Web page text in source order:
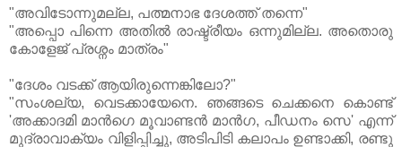
"അവിടോന്നുമല്ല, പത്മനാഭ ദേശത്ത് തന്നെ"
"അപ്പൊ പിന്നെ അതില്‍ രാഷ്ട്രീയം ഒന്നുമില്ല. അതൊരു
കോളേജ് പ്രശ്നം മാത്രം"
"ദേശം വടക്ക് ആയിരുന്നെങ്കിലോ?"
"സംശല്യ, വെടക്കായേനെ. ഞങ്ങടെ ചെക്കനെ കൊണ്ട്
'അക്കാദമി മാന്‍ഗെ മൂവാണ്ടന്‍ മാന്‍ഗ, പീഡനം സെ' എന്ന്
മുദ്രാവാക്യം വിളിപ്പിച്ചു, അടിപിടി കലാപം ഉണ്ടാക്കി, രണ്ടു